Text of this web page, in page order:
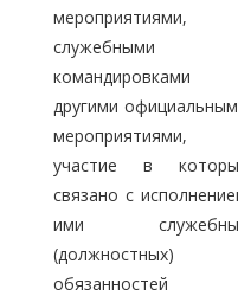
мероприятиями,
служебными
командировками
другими
мероприятиями,
участие в
связано с
ими
(должностных)
обязанностей